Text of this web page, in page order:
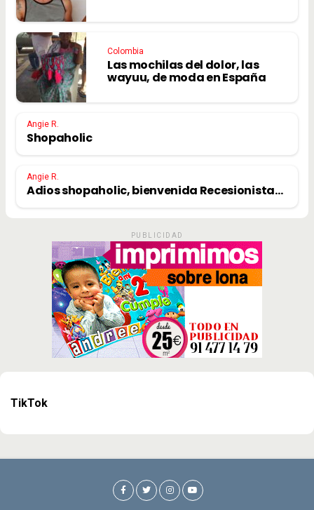
Colombia
Las mochilas del dolor, las
wayuu, de moda en España
Angie R.
Shopaholic
Angie R.
Adios shopaholic, bienvenida Recesionista…
PUBLICIDAD
TikTok